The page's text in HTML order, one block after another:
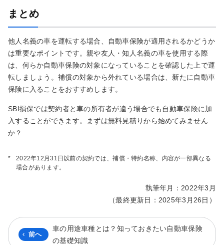
まとめ
他人名義の車を運転する場合、自動車保険が適用されるかどうか
は重要なポイントです。親や友人・知人名義の車を使用する際
は、何らか自動車保険の対象になっていることを確認した上で運
転しましょう。補償の対象から外れている場合は、新たに自動車
保険に入ることをおすすめします。
SBI損保では契約者と車の所有者が違う場合でも自動車保険に加
入することができます。まずは無料見積りから始めてみません
か？
*
2022年12月31日以前の契約では、補償・特約名称、内容が一部異なる
場合があります。
執筆年月：2022年3月
（最終更新日：2025年3月26日）
前へ
車の用途車種とは？知っておきたい自動車保険
の基礎知識